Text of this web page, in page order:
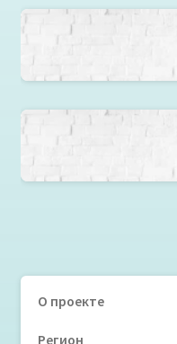
Кресло
О проекте
Регион